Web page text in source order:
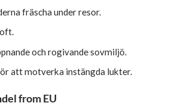
fräscha under resor.
och rogivande sovmiljö.
att motverka instängda lukter.
from EU